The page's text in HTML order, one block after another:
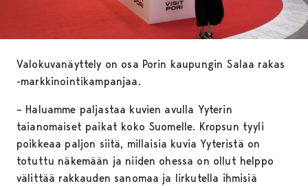
Valokuvanäyttely on osa Porin kaupungin Salaa rakas
-markkinointikampanjaa.
– Haluamme paljastaa kuvien avulla Yyterin
taianomaiset paikat koko Suomelle. Kropsun tyyli
poikkeaa paljon siitä, millaisia kuvia Yyteristä on
totuttu näkemään ja niiden ohessa on ollut helppo
välittää rakkauden sanomaa ja lirkutella ihmisiä